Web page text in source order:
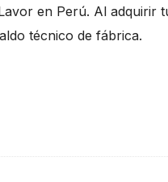
en Perú. Al
técnico de fábrica.